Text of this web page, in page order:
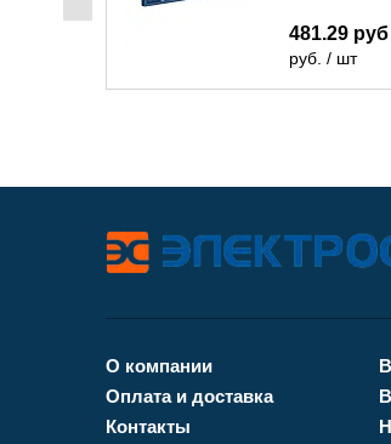
481.29 руб
руб. / шт
О компании
Оплата и доставка
Контакты